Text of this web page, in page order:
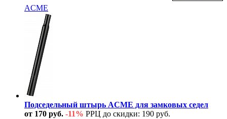
ACME
Подседельный штырь ACME для замковых седел
от 170 руб. -11% РРЦ до скидки: 190 руб.